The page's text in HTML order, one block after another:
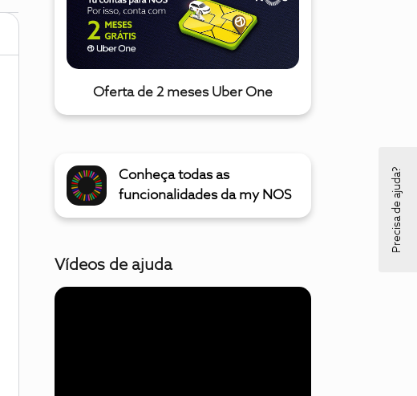
Oferta de 2 meses Uber One
Conheça todas as
funcionalidades da my NOS
Vídeos de ajuda
Precisa de ajuda?